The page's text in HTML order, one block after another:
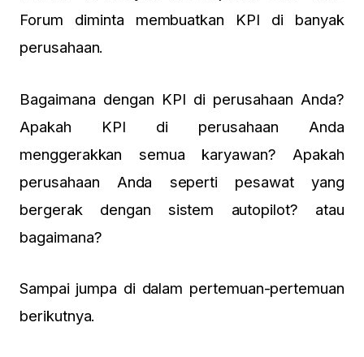
Forum diminta membuatkan KPI di banyak
perusahaan.
Bagaimana dengan KPI di perusahaan Anda?
Apakah KPI di perusahaan Anda
menggerakkan semua karyawan? Apakah
perusahaan Anda seperti pesawat yang
bergerak dengan sistem autopilot? atau
bagaimana?
Sampai jumpa di dalam pertemuan-pertemuan
berikutnya.